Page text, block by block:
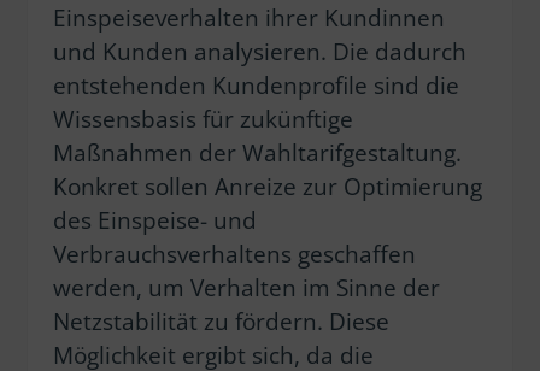
Einspeiseverhalten ihrer Kundinnen
und Kunden analysieren. Die dadurch
entstehenden Kundenprofile sind die
Wissensbasis für zukünftige
Maßnahmen der Wahltarifgestaltung.
Konkret sollen Anreize zur Optimierung
des Einspeise- und
Verbrauchsverhaltens geschaffen
werden, um Verhalten im Sinne der
Netzstabilität zu fördern. Diese
Möglichkeit ergibt sich, da die